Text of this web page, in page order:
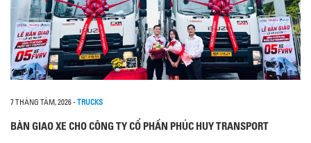
7 THÁNG TÁM, 2026- TRUCKS
BÀN GIAO XE CHO CÔNG TY CỔ PHẦN PHÚC HUY TRANSPORT